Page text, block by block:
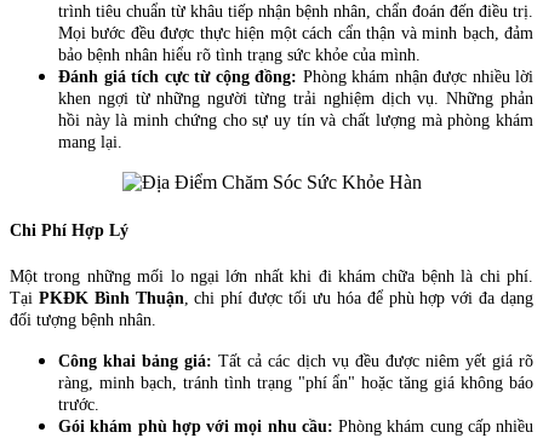
trình tiêu chuẩn từ khâu tiếp nhận bệnh nhân, chẩn đoán đến điều trị.
Mọi bước đều được thực hiện một cách cẩn thận và minh bạch, đảm
bảo bệnh nhân hiểu rõ tình trạng sức khỏe của mình.
Đánh giá tích cực từ cộng đồng: Phòng khám nhận được nhiều lời
khen ngợi từ những người từng trải nghiệm dịch vụ. Những phản
hồi này là minh chứng cho sự uy tín và chất lượng mà phòng khám
mang lại.
Chi Phí Hợp Lý
Một trong những mối lo ngại lớn nhất khi đi khám chữa bệnh là chi phí.
Tại PKĐK Bình Thuận , chi phí được tối ưu hóa để phù hợp với đa dạng
đối tượng bệnh nhân.
Công khai bảng giá: Tất cả các dịch vụ đều được niêm yết giá rõ
ràng, minh bạch, tránh tình trạng "phí ẩn" hoặc tăng giá không báo
trước.
Gói khám phù hợp với mọi nhu cầu: Phòng khám cung cấp nhiều